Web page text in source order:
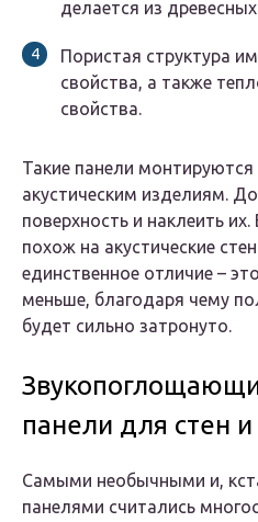
делается из
Пористая структура
свойства, а также
свойства.
Такие панели
акустическим изделиям.
поверхность и наклеить
похож на акустические
единственное отличие –
меньше, благодаря чему
будет сильно затронуто.
панели для стен
Самыми необычными и,
панелями считались